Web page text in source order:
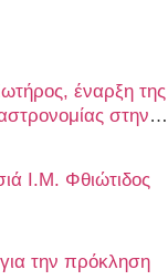
έναρξη της
στην
Ι.Μ. Φθιώτιδος
την πρόκληση